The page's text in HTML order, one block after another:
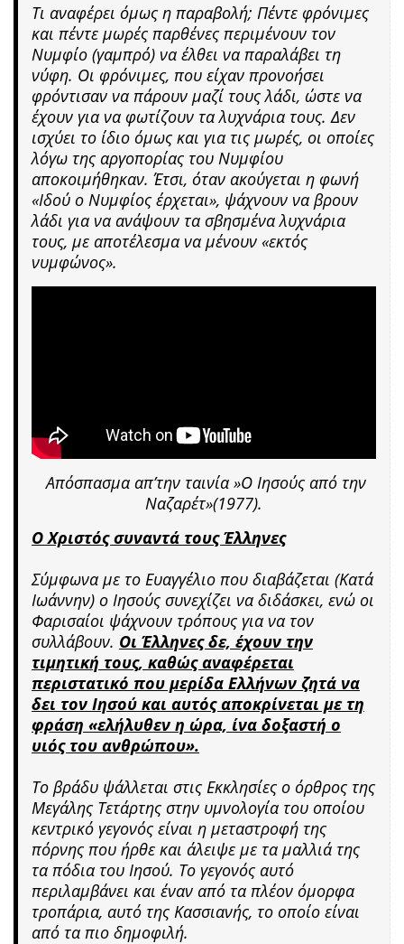
Τι αναφέρει όμως η παραβολή; Πέντε φρόνιμες
και πέντε μωρές παρθένες περιμένουν τον
Νυμφίο (γαμπρό) να έλθει να παραλάβει τη
νύφη. Οι φρόνιμες, που είχαν προνοήσει
φρόντισαν να πάρουν μαζί τους λάδι, ώστε να
έχουν για να φωτίζουν τα λυχνάρια τους. Δεν
ισχύει το ίδιο όμως και για τις μωρές, οι οποίες
λόγω της αργοπορίας του Νυμφίου
αποκοιμήθηκαν. Έτσι, όταν ακούγεται η φωνή
«Ιδού ο Νυμφίος έρχεται», ψάχνουν να βρουν
λάδι για να ανάψουν τα σβησμένα λυχνάρια
τους, με αποτέλεσμα να μένουν «εκτός
νυμφώνος».
Aπόσπασμα απ’την ταινία »Ο Ιησούς από την
Ναζαρέτ»(1977).
Ο Χριστός συναντά τους Έλληνες
Σύμφωνα με το Ευαγγέλιο που διαβάζεται (Κατά
Ιωάννην) ο Ιησούς συνεχίζει να διδάσκει, ενώ οι
Φαρισαίοι ψάχνουν τρόπους για να τον
συλλάβουν. Οι Έλληνες δε, έχουν την
τιμητική τους, καθώς αναφέρεται
περιστατικό που μερίδα Ελλήνων ζητά να
δει τον Ιησού και αυτός αποκρίνεται με τη
φράση «ελήλυθεν η ώρα, ίνα δοξαστή ο
υιός του ανθρώπου».
Το βράδυ ψάλλεται στις Εκκλησίες ο όρθρος της
Μεγάλης Τετάρτης στην υμνολογία του οποίου
κεντρικό γεγονός είναι η μεταστροφή της
πόρνης που ήρθε και άλειψε με τα μαλλιά της
τα πόδια του Ιησού. Το γεγονός αυτό
περιλαμβάνει και έναν από τα πλέον όμορφα
τροπάρια, αυτό της Κασσιανής, το οποίο είναι
από τα πιο δημοφιλή.